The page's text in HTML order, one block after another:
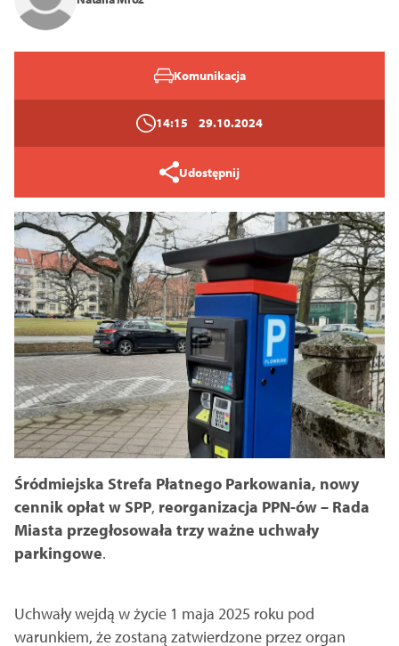
14 16 18
Zamknij
Komunikacja
14:15 29.10.2024
Udostępnij
Śródmiejska Strefa Płatnego Parkowania, nowy
cennik opłat w SPP, reorganizacja PPN-ów – Rada
Miasta przegłosowała trzy ważne uchwały
parkingowe.
Uchwały wejdą w życie 1 maja 2025 roku pod
warunkiem, że zostaną zatwierdzone przez organ